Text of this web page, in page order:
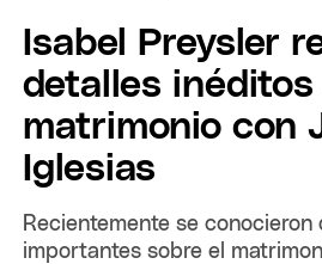
Isabel Preysler
detalles inéditos
matrimonio con
Iglesias
Recientemente se conocieron
importantes sobre el